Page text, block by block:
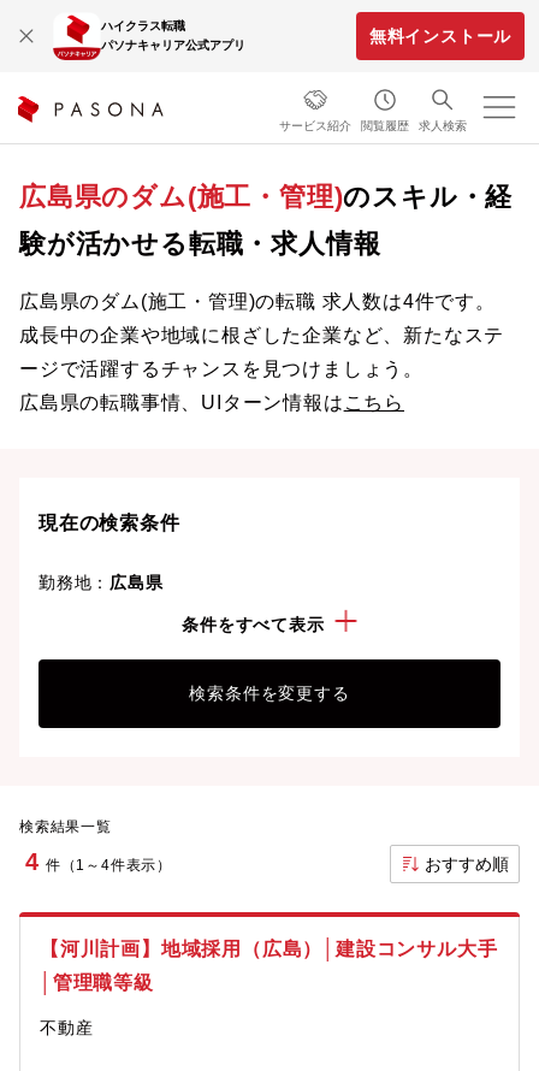
ハイクラス転職
パソナキャリア公式アプリ
無料インストール
サービス紹介 閲覧履歴 求人検索
広島県のダム(施工・管理)のスキル・経
験が活かせる転職・求人情報
広島県のダム(施工・管理)の転職 求人数は4件です。
成長中の企業や地域に根ざした企業など、新たなステ
ージで活躍するチャンスを見つけましょう。
広島県の転職事情、UIターン情報は こちら
現在の検索条件
勤務地： 広島県
ダム(施工・管理)
条件をすべて表示
検索条件を変更する
検索結果一覧
4 件（1～4件表示） おすすめ順
【河川計画】地域採用（広島）│建設コンサル大手
│管理職等級
不動産